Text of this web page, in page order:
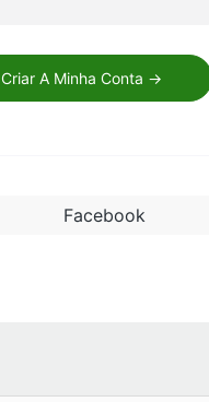
Criar A Minha Conta →
Facebook